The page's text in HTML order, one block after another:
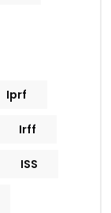
Iprf
Irff
ISS